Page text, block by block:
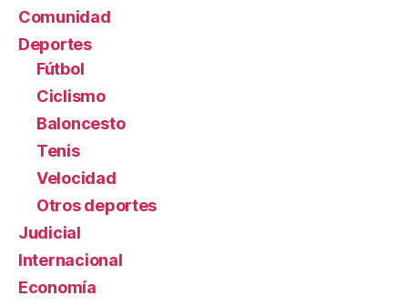
Comunidad
Deportes
Fútbol
Ciclismo
Baloncesto
Tenis
Velocidad
Otros deportes
Judicial
Internacional
Economía